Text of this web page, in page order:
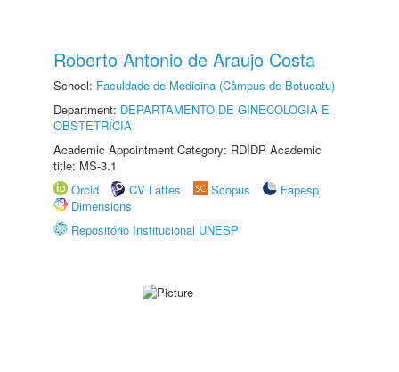
Roberto Antonio de Araujo Costa
School: Faculdade de Medicina (Câmpus de Botucatu)
Department: DEPARTAMENTO DE GINECOLOGIA E
OBSTETRÍCIA
Academic Appointment Category: RDIDP Academic
title: MS-3.1
Orcid
CV Lattes Scopus
Fapesp
Dimensions
Repositório Institucional UNESP